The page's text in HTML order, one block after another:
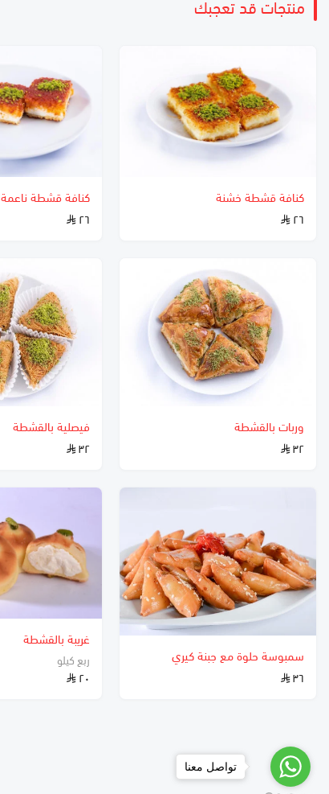
منتجات قد تعجبك
كنافة قشطة خشنة
٢٦
كنافة قشطة ناعمة
٢٦
وربات بالقشطة
٣٢
فيصلية بالقشطة
٣٢
سمبوسة حلوة مع جبنة كيري
٣٦
غريبة بالقشطة
ربع كيلو
٢٠
تواصل معنا